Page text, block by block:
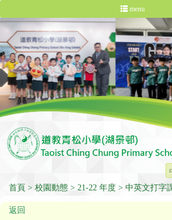
menu
首頁 校園動態 21-22 年度 中英文打字
返回